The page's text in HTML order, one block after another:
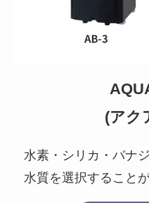
(アク
水素・シリカ・バナ
水質を選択すること